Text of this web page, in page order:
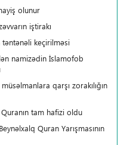
olunur
iştirakı
keçirilməsi
namizədin İslamofob
qarşı zorakılığın
tam hafizi oldu
Quran Yarışmasının